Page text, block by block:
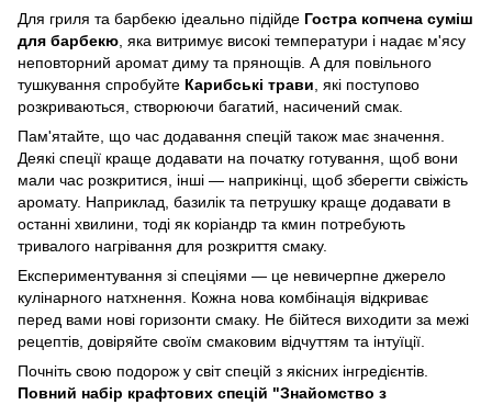
Для гриля та барбекю ідеально підійде Гостра копчена суміш
для барбекю , яка витримує високі температури і надає м'ясу
неповторний аромат диму та прянощів. А для повільного
тушкування спробуйте Карибські трави , які поступово
розкриваються, створюючи багатий, насичений смак.
Пам'ятайте, що час додавання спецій також має значення.
Деякі спеції краще додавати на початку готування, щоб вони
мали час розкритися, інші — наприкінці, щоб зберегти свіжість
аромату. Наприклад, базилік та петрушку краще додавати в
останні хвилини, тоді як коріандр та кмин потребують
тривалого нагрівання для розкриття смаку.
Експериментування зі спеціями — це невичерпне джерело
кулінарного натхнення. Кожна нова комбінація відкриває
перед вами нові горизонти смаку. Не бійтеся виходити за межі
рецептів, довіряйте своїм смаковим відчуттям та інтуїції.
Почніть свою подорож у світ спецій з якісних інгредієнтів.
Повний набір крафтових спецій "Знайомство з